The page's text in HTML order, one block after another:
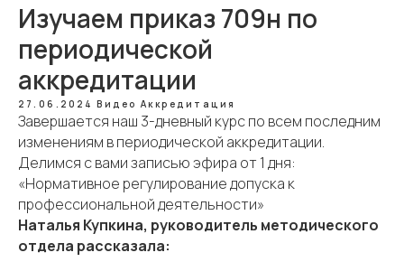
Изучаем приказ 709н по
периодической
аккредитации
27.06.2024 Видео Аккредитация
Завершается наш 3-дневный курс по всем последним
изменениям в периодической аккредитации.
Делимся с вами записью эфира от 1 дня:
«Нормативное регулирование допуска к
профессиональной деятельности»
Наталья Купкина, руководитель методического
отдела рассказала: